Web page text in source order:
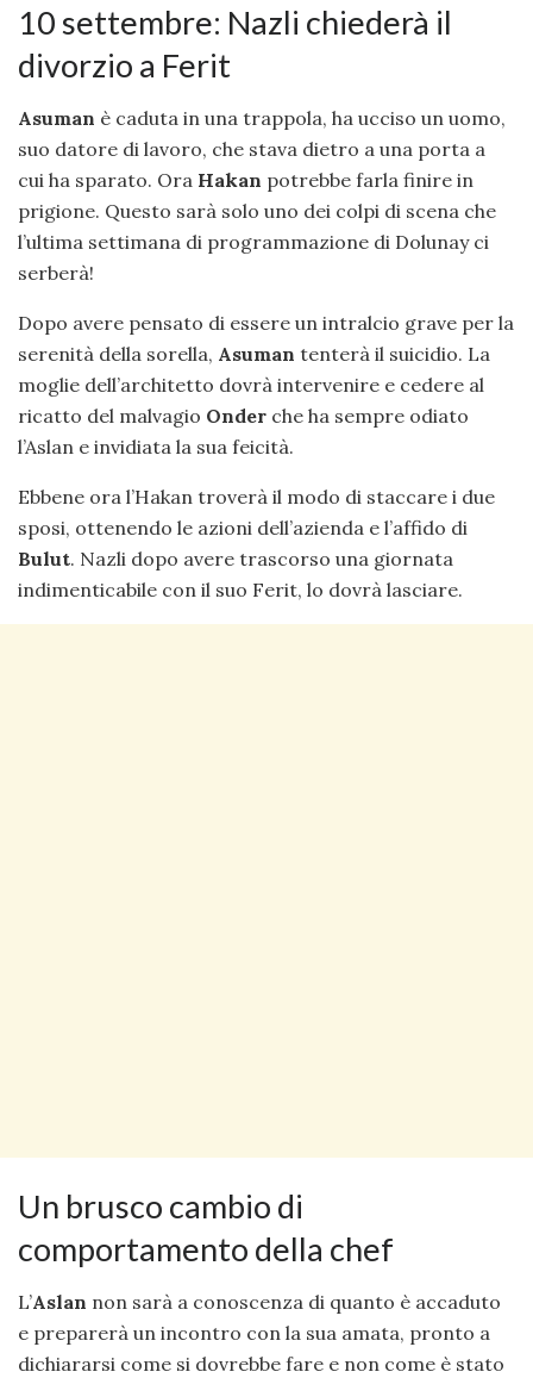
10 settembre: Nazli chiederà il
divorzio a Ferit
Asuman è caduta in una trappola, ha ucciso un uomo,
suo datore di lavoro, che stava dietro a una porta a
cui ha sparato. Ora Hakan potrebbe farla finire in
prigione. Questo sarà solo uno dei colpi di scena che
l’ultima settimana di programmazione di Dolunay ci
serberà!
Dopo avere pensato di essere un intralcio grave per la
serenità della sorella, Asuman tenterà il suicidio. La
moglie dell’architetto dovrà intervenire e cedere al
ricatto del malvagio Onder che ha sempre odiato
l’Aslan e invidiata la sua feicità.
Ebbene ora l’Hakan troverà il modo di staccare i due
sposi, ottenendo le azioni dell’azienda e l’affido di
Bulut. Nazli dopo avere trascorso una giornata
indimenticabile con il suo Ferit, lo dovrà lasciare.
Un brusco cambio di
comportamento della chef
L’Aslan non sarà a conoscenza di quanto è accaduto
e preparerà un incontro con la sua amata, pronto a
dichiararsi come si dovrebbe fare e non come è stato